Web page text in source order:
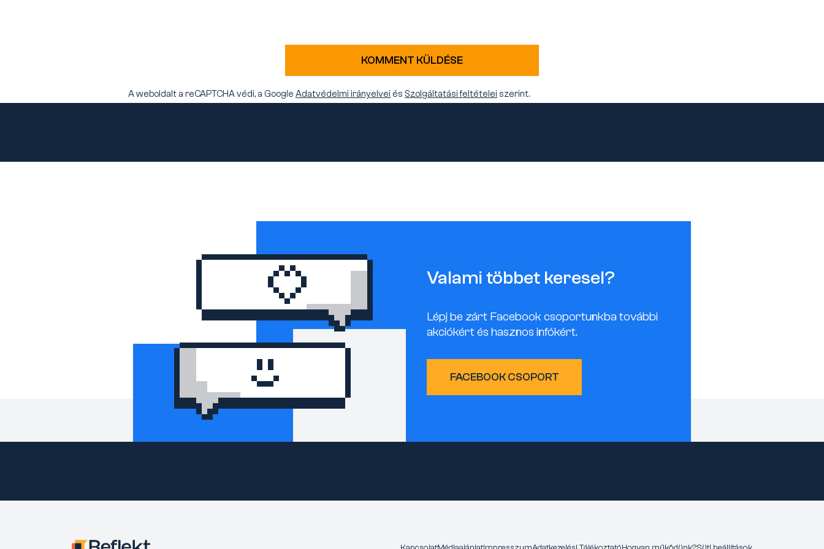
KOMMENT KÜLDÉSE
A weboldalt a reCAPTCHA védi, a Google Adatvédelmi irányelvei és Szolgáltatási feltételei szerint.
Valami többet keresel?
Lépj be zárt Facebook csoportunkba további
akciókért és hasznos infókért.
FACEBOOK CSOPORT